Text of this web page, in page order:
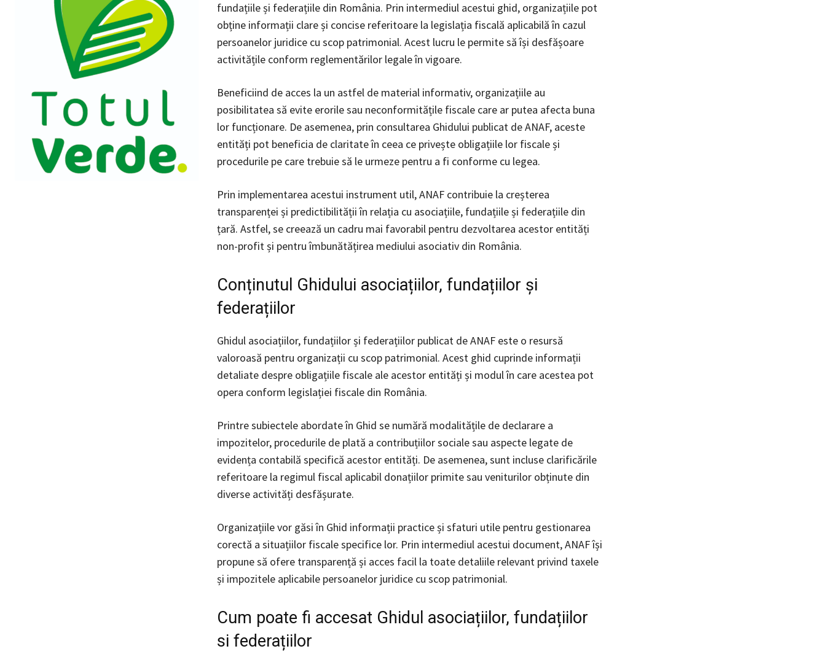
fundațiile și federațiile din România. Prin intermediul acestui ghid, organizațiile pot
obține informații clare și concise referitoare la legislația fiscală aplicabilă în cazul
persoanelor juridice cu scop patrimonial. Acest lucru le permite să își desfășoare
activitățile conform reglementărilor legale în vigoare.
Beneficiind de acces la un astfel de material informativ, organizațiile au
posibilitatea să evite erorile sau neconformitățile fiscale care ar putea afecta buna
lor funcționare. De asemenea, prin consultarea Ghidului publicat de ANAF, aceste
entități pot beneficia de claritate în ceea ce privește obligațiile lor fiscale și
procedurile pe care trebuie să le urmeze pentru a fi conforme cu legea.
Prin implementarea acestui instrument util, ANAF contribuie la creșterea
transparenței și predictibilității în relația cu asociațiile, fundațiile și federațiile din
țară. Astfel, se creează un cadru mai favorabil pentru dezvoltarea acestor entități
non-profit și pentru îmbunătățirea mediului asociativ din România.
Conținutul Ghidului asociațiilor, fundațiilor și
federațiilor
Ghidul asociațiilor, fundațiilor și federațiilor publicat de ANAF este o resursă
valoroasă pentru organizații cu scop patrimonial. Acest ghid cuprinde informații
detaliate despre obligațiile fiscale ale acestor entități și modul în care acestea pot
opera conform legislației fiscale din România.
Printre subiectele abordate în Ghid se numără modalitățile de declarare a
impozitelor, procedurile de plată a contribuțiilor sociale sau aspecte legate de
evidența contabilă specifică acestor entități. De asemenea, sunt incluse clarificările
referitoare la regimul fiscal aplicabil donațiilor primite sau veniturilor obținute din
diverse activități desfășurate.
Organizațiile vor găsi în Ghid informații practice și sfaturi utile pentru gestionarea
corectă a situațiilor fiscale specifice lor. Prin intermediul acestui document, ANAF își
propune să ofere transparență și acces facil la toate detaliile relevant privind taxele
și impozitele aplicabile persoanelor juridice cu scop patrimonial.
Cum poate fi accesat Ghidul asociațiilor, fundațiilor
si federațiilor